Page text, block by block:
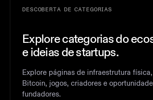
DESCOBERTA DE CATEGORIAS
Explore categorias do
e ideias de startups.
Explore páginas de infraestrutura
Bitcoin, jogos, criadores e
fundadores.